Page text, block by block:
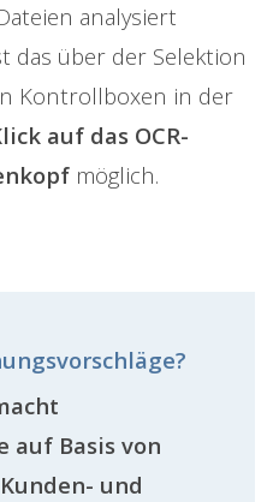
analysiert
das über der Selektion
Kontrollboxen in der
auf das OCR-
möglich.
auf Basis von
und